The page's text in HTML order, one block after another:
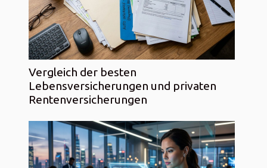
Vergleich der besten
Lebensversicherungen und privaten
Rentenversicherungen